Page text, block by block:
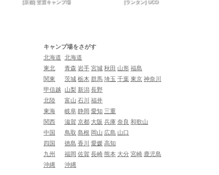
[京都] 笠置キャンプ場 [ランタン] UCO
キャンプ場をさがす
北海道 北海道
東北
青森 岩手 宮城 秋田 山形 福島
関東
茨城 栃木 群馬 埼玉 千葉 東京 神奈川
甲信越
山梨 新潟 長野
北陸
富山 石川 福井
東海
岐阜 静岡 愛知 三重
関西
滋賀 京都 大阪 兵庫 奈良 和歌山
中国
鳥取 島根 岡山 広島 山口
四国
徳島 香川 愛媛 高知
九州
福岡 佐賀 長崎 熊本 大分 宮崎 鹿児島
沖縄
沖縄